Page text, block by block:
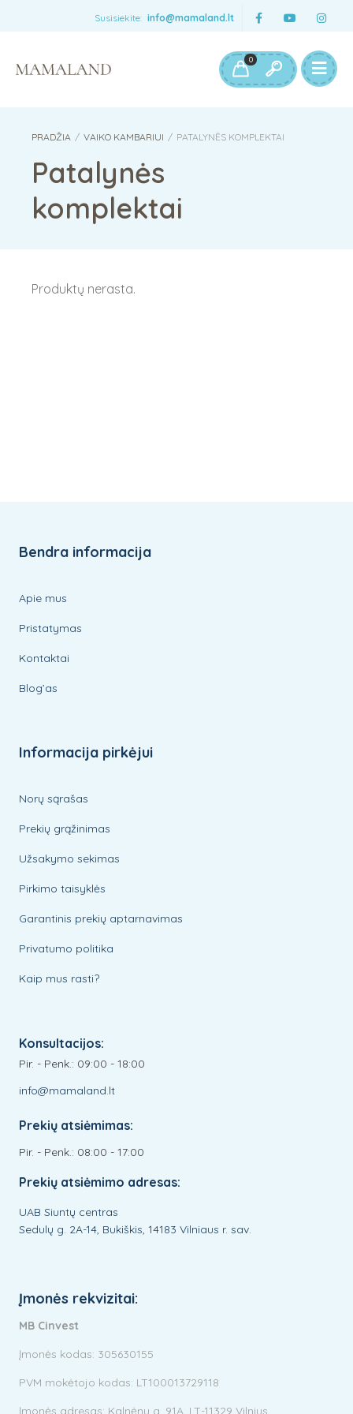
Susisiekite: info@mamaland.lt
0
PRADŽIA / VAIKO KAMBARIUI / PATALYNĖS KOMPLEKTAI
Patalynės
komplektai
Produktų nerasta.
Bendra informacija
Apie mus
Pristatymas
Kontaktai
Blog’as
Informacija pirkėjui
Norų sąrašas
Prekių grąžinimas
Užsakymo sekimas
Pirkimo taisyklės
Garantinis prekių aptarnavimas
Privatumo politika
Kaip mus rasti?
Konsultacijos:
Pir. - Penk.: 09:00 - 18:00
info@mamaland.lt
Prekių atsiėmimas:
Pir. - Penk.: 08:00 - 17:00
Prekių atsiėmimo adresas:
UAB Siuntų centras
Sedulų g. 2A-14, Bukiškis, 14183 Vilniaus r. sav.
Įmonės rekvizitai:
MB Cinvest
Įmonės kodas: 305630155
PVM mokėtojo kodas: LT100013729118
Įmonės adresas: Kalnėnų g. 91A, LT-11329 Vilnius